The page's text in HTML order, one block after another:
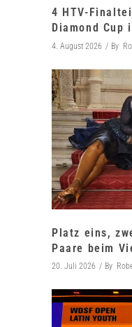
4 HTV-
Diamond Cup
4. August 2026 By
Platz eins,
Paare beim
20. Juli 2026 By